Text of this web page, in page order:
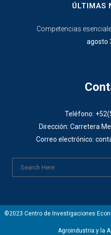
ÚLTIMAS
Competencias
agosto
Teléfono:
Dirección: Carretera
Correo electrónico:
©2023 Centro de Investigaciones
Agroindustria y la